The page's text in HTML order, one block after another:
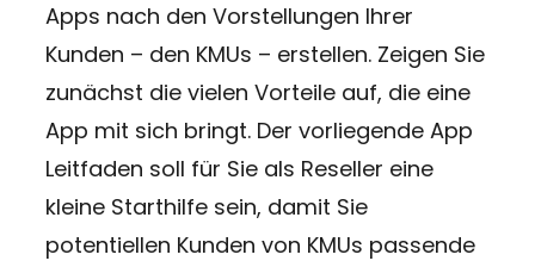
Apps nach den Vorstellungen Ihrer
Kunden – den KMUs – erstellen. Zeigen Sie
zunächst die vielen Vorteile auf, die eine
App mit sich bringt. Der vorliegende App
Leitfaden soll für Sie als Reseller eine
kleine Starthilfe sein, damit Sie
potentiellen Kunden von KMUs passende